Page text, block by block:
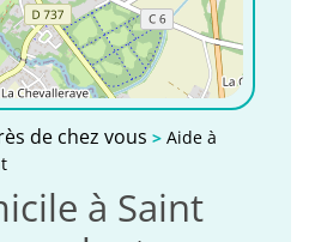
de chez vous > Aide à
à Saint